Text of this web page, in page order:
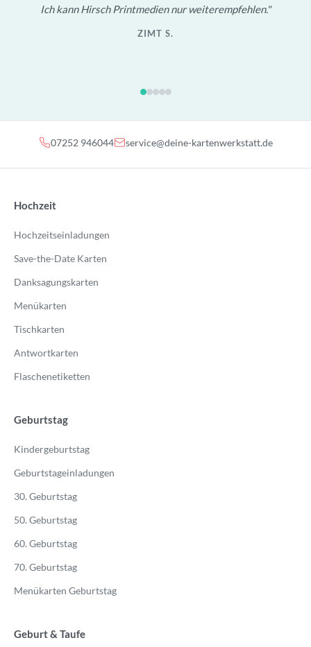
Ich kann Hirsch Printmedien nur weiterempfehlen.
ZIMT S.
07252 946044 service@deine-kartenwerkstatt.de
Hochzeit
Hochzeitseinladungen
Save-the-Date Karten
Danksagungskarten
Menükarten
Tischkarten
Antwortkarten
Flaschenetiketten
Geburtstag
Kindergeburtstag
Geburtstageinladungen
30. Geburtstag
50. Geburtstag
60. Geburtstag
70. Geburtstag
Menükarten Geburtstag
Geburt & Taufe